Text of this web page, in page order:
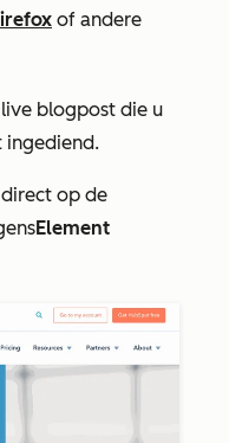
of andere
live blogpost die u
ingediend.
op de
Element